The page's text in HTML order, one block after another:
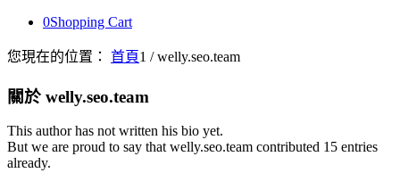
0Shopping Cart
您現在的位置： 首頁1 / welly.seo.team
關於 welly.seo.team
This author has not written his bio yet.
But we are proud to say thatwelly.seo.team contributed 15 entries
already.